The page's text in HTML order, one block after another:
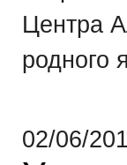
Центра
родного
02/06/